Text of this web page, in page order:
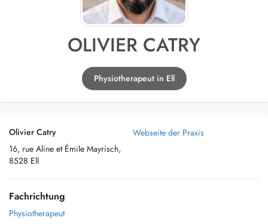
OLIVIER CATRY
Physiotherapeut in Ell
Olivier Catry
16, rue Aline et Émile Mayrisch,
8528 Ell
Webseite der Praxis
Fachrichtung
Physiotherapeut